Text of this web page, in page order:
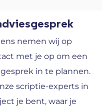
nemen wij op
met je op om een
in te plannen.
scriptie-experts in
je bent, waar je